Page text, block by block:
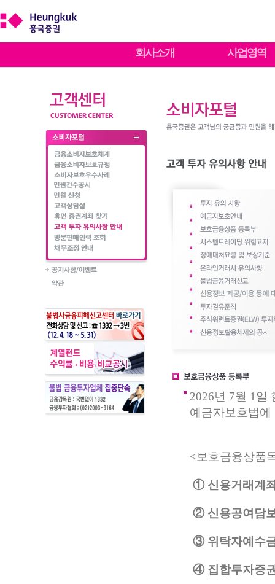
회사소개 사업영역
2026년 7월 1일
예금자보호법
<보호금융상품
① 신용거래계
② 신용공여담
③ 위탁자예수
④ 집합투자증